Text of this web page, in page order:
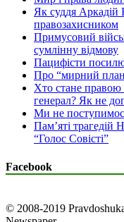
Як суддя Аркадій
правозахисником
Примусовий
сумлінну відмову
Пацифісти
Про “мирний
Хто стане правою
генерал? Як не
Ми не
Пам’яті трагедій
“Голос Совісті”
Facebook
© 2008-2019